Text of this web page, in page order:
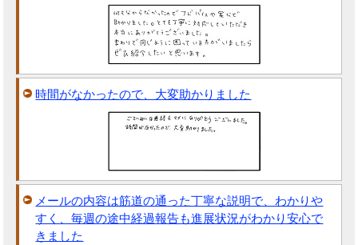
時間がなかったので、大変助かりました
メールの内容は筋道の通った丁寧な説明で、わかりや
すく、毎週の途中経過報告も進展状況がわかり安心で
きました